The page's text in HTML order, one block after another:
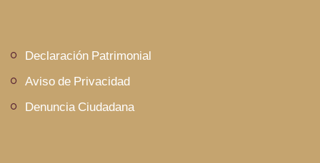
Declaración Patrimonial
Aviso de Privacidad
Denuncia Ciudadana